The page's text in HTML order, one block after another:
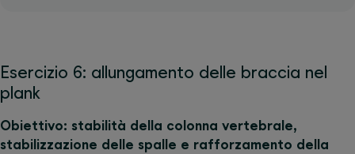
Esercizio 6: allungamento delle braccia nel
plank
Obiettivo: stabilità della colonna vertebrale,
stabilizzazione delle spalle e rafforzamento della